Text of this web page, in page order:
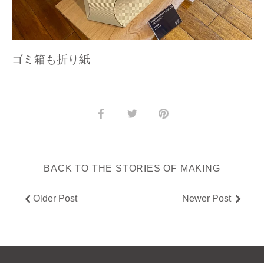
ゴミ箱も折り紙
Share Share Pin
BACK TO THE STORIES OF MAKING
Older Post Newer Post